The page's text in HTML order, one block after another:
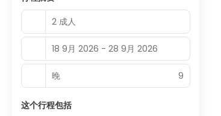
2 成人
18 9月 2026 - 28 9月 2026
晚 9
这个行程包括